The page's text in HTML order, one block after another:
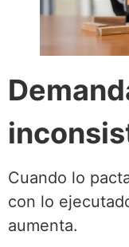
Cuando lo
con lo
aumenta.